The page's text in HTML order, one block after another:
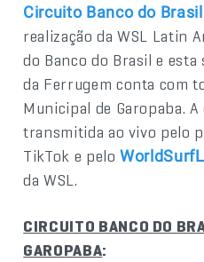
Circuito Banco do
realização da WSL Latin
do Banco do Brasil e esta
da Ferrugem conta com
Municipal de Garopaba.
transmitida ao vivo pelo
TikTok e pelo
da WSL.
CIRCUITO BANCO DO
GAROPABA: